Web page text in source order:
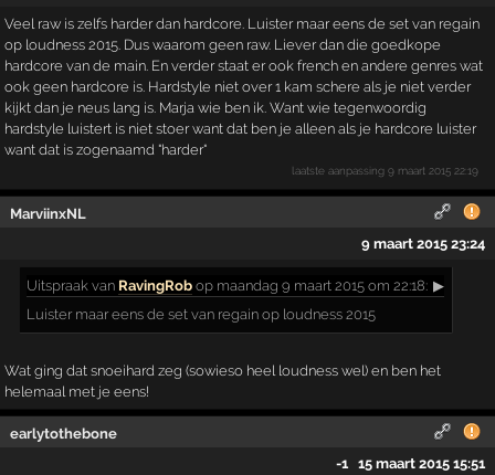
Veel raw is zelfs harder dan hardcore. Luister maar eens de set van regain
op loudness 2015. Dus waarom geen raw. Liever dan die goedkope
hardcore van de main. En verder staat er ook french en andere genres wat
ook geen hardcore is. Hardstyle niet over 1 kam schere als je niet verder
kijkt dan je neus lang is. Marja wie ben ik. Want wie tegenwoordig
hardstyle luistert is niet stoer want dat ben je alleen als je hardcore luister
want dat is zogenaamd "harder"
laatste aanpassing9 maart 2015 22:19
MarviinxNL
9 maart 2015 23:24
Uitspraak van RavingRob op maandag 9 maart 2015 om 22:18: ▶
Luister maar eens de set van regain op loudness 2015
Wat ging dat snoeihard zeg (sowieso heel loudness wel) en ben het
helemaal met je eens!
earlytothebone
-1
15 maart 2015 15:51